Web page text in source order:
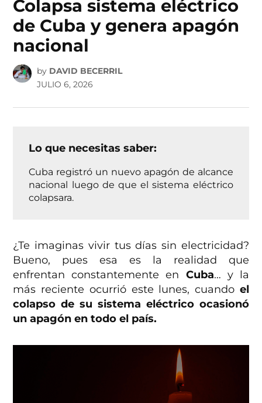
Colapsa sistema eléctrico
de Cuba y genera apagón
nacional
by DAVID BECERRIL
JULIO 6, 2026
Lo que necesitas saber:
Cuba registró un nuevo apagón de alcance
nacional luego de que el sistema eléctrico
colapsara.
¿Te imaginas vivir tus días sin electricidad?
Bueno, pues esa es la realidad que
enfrentan constantemente en Cuba… y la
más reciente ocurrió este lunes, cuando el
colapso de su sistema eléctrico ocasionó
un apagón en todo el país.